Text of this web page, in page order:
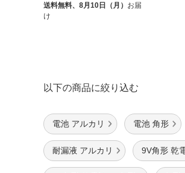
送料無料、 8月10日（月） お届
け
以下の商品に絞り込む
電池 アルカリ 電池 角形
耐漏液 アルカリ 9V角形 乾